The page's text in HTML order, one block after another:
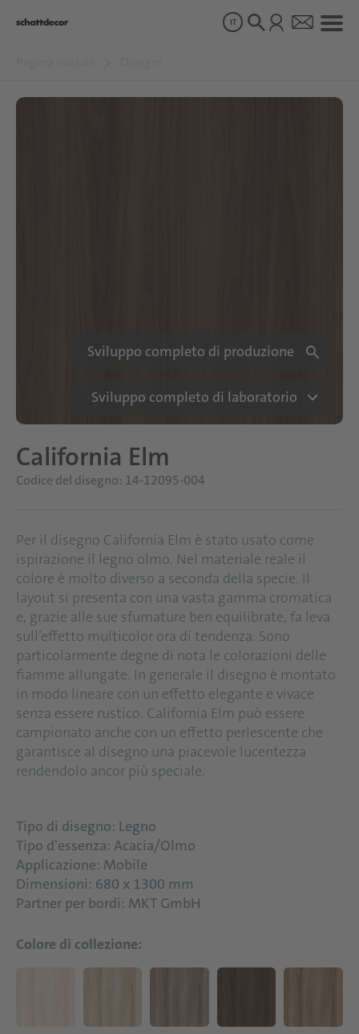
IT
Sviluppo completo di produzione
Sviluppo completo di laboratorio
California Elm
Codice del disegno: 14-12095-004
Per il disegno California Elm è stato usato come
ispirazione il legno olmo. Nel materiale reale il
colore è molto diverso a seconda della specie. Il
layout si presenta con una vasta gamma cromatica
e, grazie alle sue sfumature ben equilibrate, fa leva
sull’effetto multicolor ora di tendenza. Sono
particolarmente degne di nota le colorazioni delle
fiamme allungate. In generale il disegno è montato
in modo lineare con un effetto elegante e vivace
senza essere rustico. California Elm può essere
campionato anche con un effetto perlescente che
garantisce al disegno una piacevole lucentezza
rendendolo ancor più speciale.
Tipo di disegno: Legno
Tipo d'essenza: Acacia/Olmo
Applicazione: Mobile
Dimensioni: 680 x 1300 mm
Partner per bordi: MKT GmbH
Colore di collezione: